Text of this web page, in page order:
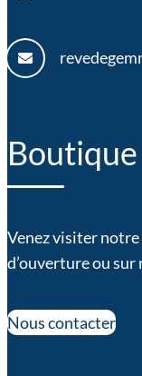
Venez visiter
d’ouverture ou
Nous contacter